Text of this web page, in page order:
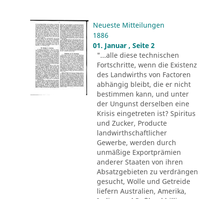
Neueste Mitteilungen
1886
01. Januar , Seite 2
"...alle diese technischen
Fortschritte, wenn die Existenz
des Landwirths von Factoren
abhängig bleibt, die er nicht
bestimmen kann, und unter
der Ungunst derselben eine
Krisis eingetreten ist? Spiritus
und Zucker, Producte
landwirthschaftlicher
Gewerbe, werden durch
unmäßige Exportprämien
anderer Staaten von ihren
Absatzgebieten zu verdrängen
gesucht, Wolle und Getreide
liefern Australien, Amerika,